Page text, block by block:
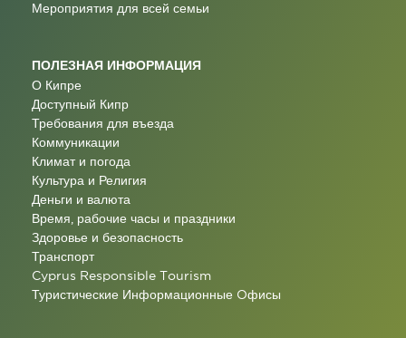
Мероприятия для всей семьи
ПОЛЕЗНАЯ ИНФОРМАЦИЯ
О Кипре
Доступный Кипр
Требования для въезда
Коммуникации
Климат и погода
Культура и Религия
Деньги и валюта
Время, рабочие часы и праздники
Здоровье и безопасность
Транспорт
Cyprus Responsible Tourism
Туристические Информационные Oфисы